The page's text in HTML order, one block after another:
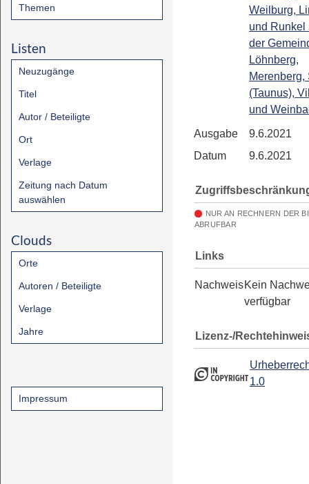
Themen
Listen
Neuzugänge
Titel
Autor / Beteiligte
Ort
Verlage
Zeitung nach Datum
auswählen
Clouds
Orte
Autoren / Beteiligte
Verlage
Jahre
Impressum
Weilburg,
und Runkel
der
Löhnberg,
Merenberg,
(Taunus),
und
Ausgabe
9.6.2021
Datum
9.6.2021
NUR AN RECHNERN DER
ABRUFBAR
Links
NachweisKein
verfügbar
Lizenz-/
1.0